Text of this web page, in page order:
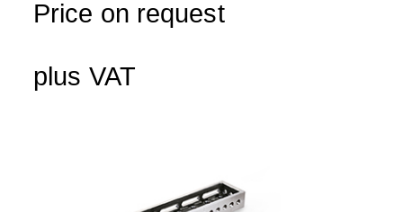
Price on request
plus VAT